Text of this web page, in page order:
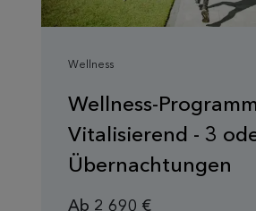
Wellness
Wellness-
Vitalisierend - 3
Übernachtungen
Ab 2 690 €